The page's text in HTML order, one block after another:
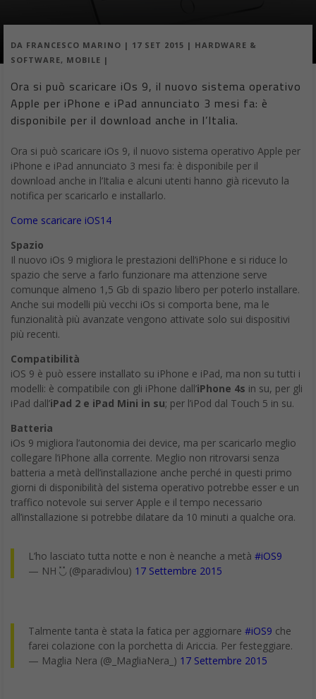
DA FRANCESCO MARINO | 17 SET 2015 | HARDWARE &
SOFTWARE, MOBILE |
Ora si può scaricare iOs 9, il nuovo sistema operativo
Apple per iPhone e iPad annunciato 3 mesi fa: è
disponibile per il download anche in l’Italia.
Ora si può scaricare iOs 9, il nuovo sistema operativo Apple per
iPhone e iPad annunciato 3 mesi fa: è disponibile per il
download anche in l’Italia e alcuni utenti hanno già ricevuto la
notifica per scaricarlo e installarlo.
Come scaricare iOS14
Spazio
Il nuovo iOs 9 migliora le prestazioni dell’iPhone e si riduce lo
spazio che serve a farlo funzionare ma attenzione serve
comunque almeno 1,5 Gb di spazio libero per poterlo installare.
Anche sui modelli più vecchi iOs si comporta bene, ma le
funzionalità più avanzate vengono attivate solo sui dispositivi
più recenti.
Compatibilità
iOS 9 è può essere installato su iPhone e iPad, ma non su tutti i
modelli: è compatibile con gli iPhone dall’iPhone 4s in su, per gli
iPad dall’iPad 2 e iPad Mini in su; per l’iPod dal Touch 5 in su.
Batteria
iOs 9 migliora l’autonomia dei device, ma per scaricarlo meglio
collegare l’iPhone alla corrente. Meglio non ritrovarsi senza
batteria a metà dell’installazione anche perché in questi primo
giorni di disponibilità del sistema operativo potrebbe esser e un
traffico notevole sui server Apple e il tempo necessario
all’installazione si potrebbe dilatare da 10 minuti a qualche ora.
L’ho lasciato tutta notte e non è neanche a metà #iOS9
— NH ◟̽◞̽ (@paradivlou) 17 Settembre 2015
Talmente tanta è stata la fatica per aggiornare #iOS9 che
farei colazione con la porchetta di Ariccia. Per festeggiare.
— Maglia Nera (@_MagliaNera_) 17 Settembre 2015